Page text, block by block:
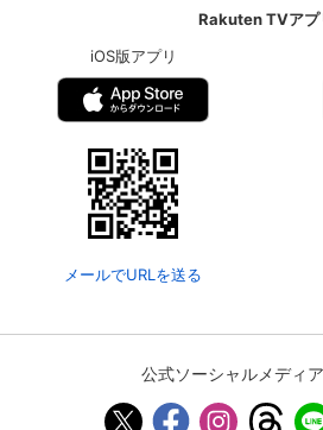
Myクーポン
現在獲得済み
レンタル、購
お気に入り
お気に入りに
す。お気に入
サイト内で表
す。
Rakuten TVアプ
iOS版アプリ
メールでURLを送る
公式ソーシャルメディ